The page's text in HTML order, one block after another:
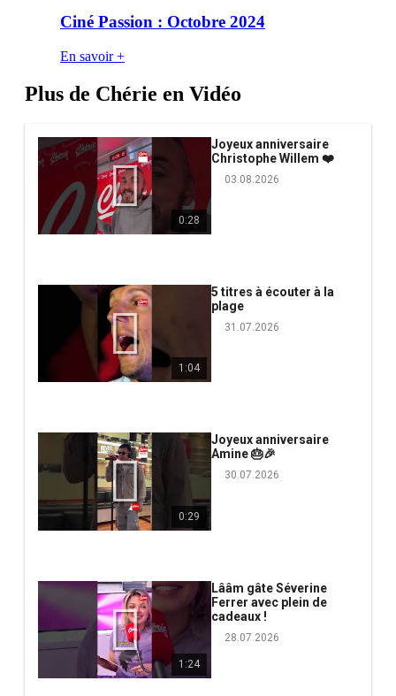
Ciné Passion : Octobre 2024
En savoir +
Plus de Chérie en Vidéo
0:28
Joyeux anniversaire
Christophe Willem ❤️
03.08.2026
1:04
5 titres à écouter à la
plage
31.07.2026
0:29
Joyeux anniversaire
Amine 🎂🎉
30.07.2026
1:24
Lââm gâte Séverine
Ferrer avec plein de
cadeaux !
28.07.2026